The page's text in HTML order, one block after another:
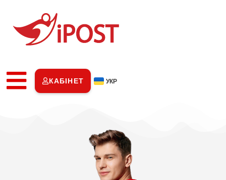
КАБІНЕТ УКР